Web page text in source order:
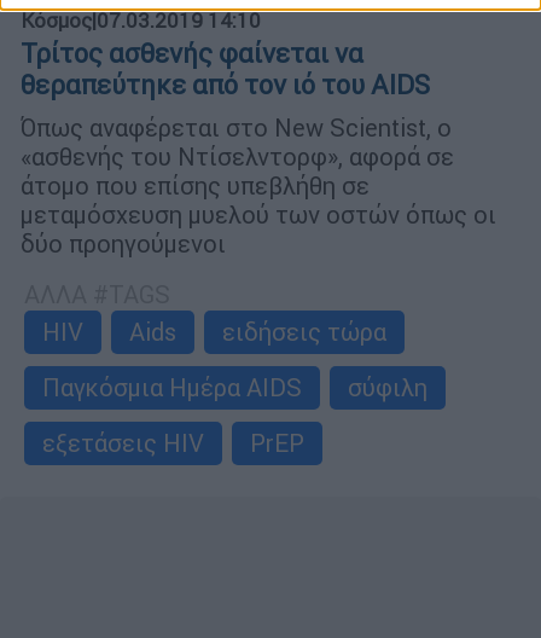
Κόσμος|07.03.2019 14:10
Τρίτος ασθενής φαίνεται να
θεραπεύτηκε από τον ιό του AIDS
Όπως αναφέρεται στο New Scientist, ο
«ασθενής του Ντίσελντορφ», αφορά σε
άτομο που επίσης υπεβλήθη σε
μεταμόσχευση μυελού των οστών όπως οι
δύο προηγούμενοι
HIV
Aids
ειδήσεις τώρα
Παγκόσμια Ημέρα AIDS
σύφιλη
εξετάσεις HIV
PrEP